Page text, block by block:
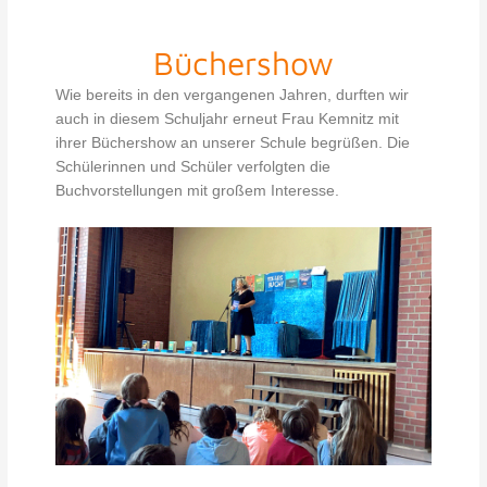
Büchershow
Wie bereits in den vergangenen Jahren, durften wir
auch in diesem Schuljahr erneut Frau Kemnitz mit
ihrer Büchershow an unserer Schule begrüßen. Die
Schülerinnen und Schüler verfolgten die
Buchvorstellungen mit großem Interesse.